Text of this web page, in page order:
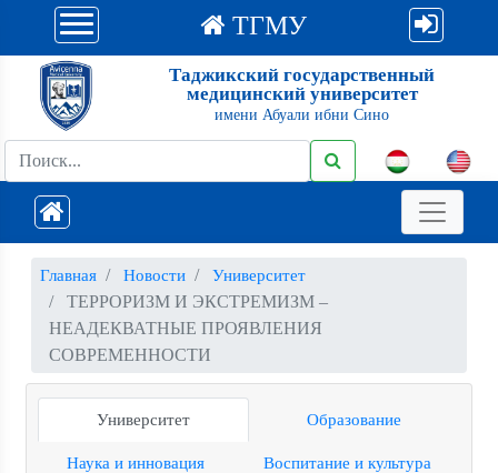
ТГМУ
Таджикский государственный
медицинский университет
имени Абуали ибни Сино
Главная Новости Университет
ТЕРРОРИЗМ И ЭКСТРЕМИЗМ –
НЕАДЕКВАТНЫЕ ПРОЯВЛЕНИЯ
СОВРЕМЕННОСТИ
Университет Образование
Наука и инновация Воспитание и культура